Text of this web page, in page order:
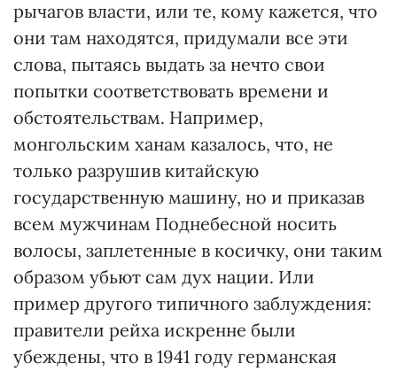
рычагов власти, или те, кому кажется, что
они там находятся, придумали все эти
слова, пытаясь выдать за нечто свои
попытки соответствовать времени и
обстоятельствам. Например,
монгольским ханам казалось, что, не
только разрушив китайскую
государственную машину, но и приказав
всем мужчинам Поднебесной носить
волосы, заплетенные в косичку, они таким
образом убьют сам дух нации. Или
пример другого типичного заблуждения:
правители рейха искренне были
убеждены, что в 1941 году германская